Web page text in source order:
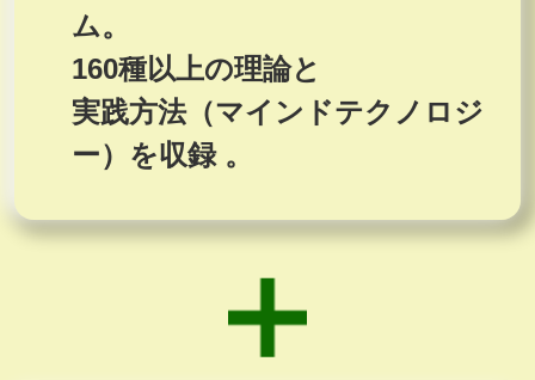
ム。
160種以上の理論と
実践方法（マインドテクノロジ
ー）を収録 。